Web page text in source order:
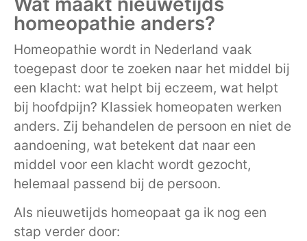
homeopathie anders?
Homeopathie wordt in Nederland vaak
toegepast door te zoeken naar het middel bij
een klacht: wat helpt bij eczeem, wat helpt
bij hoofdpijn? Klassiek homeopaten werken
anders. Zij behandelen de persoon en niet de
aandoening, wat betekent dat naar een
middel voor een klacht wordt gezocht,
helemaal passend bij de persoon.
Als nieuwetijds homeopaat ga ik nog een
stap verder door: